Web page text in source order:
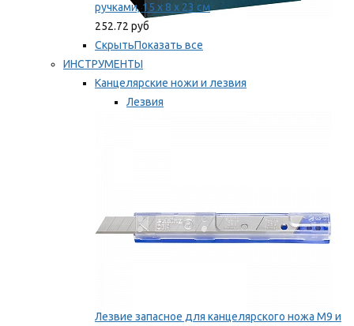
ручками, 15 х 8 х 23 см
252.72 руб
СкрытьПоказать все
ИНСТРУМЕНТЫ
Канцелярские ножи и лезвия
Лезвия
Лезвие запасное для канцелярского ножа M9 и